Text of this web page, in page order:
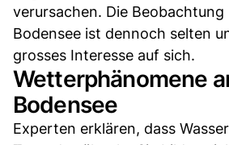
verursachen. Die Beobachtung
Bodensee ist dennoch selten
grosses Interesse auf sich.
Wetterphänomene
Bodensee
Experten erklären, dass